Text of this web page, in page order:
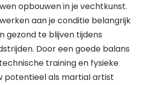
opbouwen in je vechtkunst.
aan je conditie belangrijk
gezond te blijven tijdens
Door een goede balans
training en fysieke
potentieel als martial artist